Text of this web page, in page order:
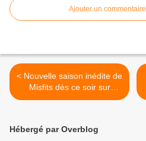
Ajouter un commentaire
< Nouvelle saison inédite de
Misfits dès ce soir sur
Orange ciné max
Hébergé par Overblog